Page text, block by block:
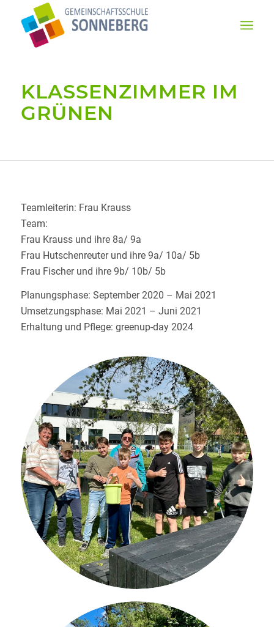
KLASSENZIMMER IM
GRÜNEN
Teamleiterin: Frau Krauss
Team:
Frau Krauss und ihre 8a/ 9a
Frau Hutschenreuter und ihre 9a/ 10a/ 5b
Frau Fischer und ihre 9b/ 10b/ 5b
Planungsphase: September 2020 – Mai 2021
Umsetzungsphase: Mai 2021 – Juni 2021
Erhaltung und Pflege: greenup-day 2024